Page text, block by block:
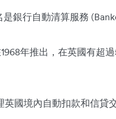
是銀行自動清算服務
年推出，在英國有超
英國境內自動扣款和信貸